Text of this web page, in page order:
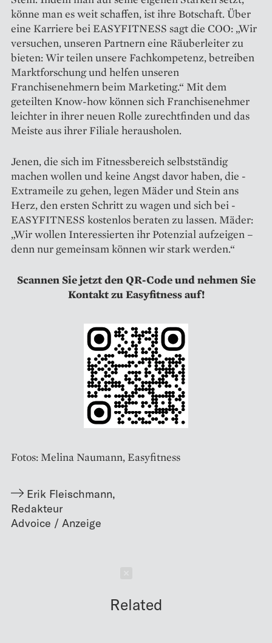
könne man es weit schaffen, ist ihre Botschaft. Über
eine Karriere bei EASYFITNESS sagt die COO: „Wir
versuchen, unseren Partnern eine Räuberleiter zu
bieten: Wir teilen unsere Fachkompetenz, betreiben
Marktforschung und helfen unseren
Franchisenehmern beim Marketing.“ Mit dem
geteilten Know-how können sich Franchisenehmer
leichter in ihrer neuen Rolle zurechtfinden und das
Meiste aus ihrer Filiale herausholen.
Jenen, die sich im Fitness­bereich selbstständig
machen wollen und keine Angst davor haben, die ­
Extrameile zu gehen, legen ­Mäder und Stein ans
Herz, den ersten Schritt zu wagen und sich bei ­
EASYFITNESS kostenlos beraten zu lassen. Mäder:
„Wir wollen In­teressierten ihr Potenzial aufzeigen –
denn nur gemeinsam können wir stark werden.“
Scannen Sie jetzt den QR-Code und nehmen Sie
Kontakt zu Easyfitness auf!
Fotos: Melina Naumann, Easyfitness
Erik Fleischmann,
Redakteur
Related